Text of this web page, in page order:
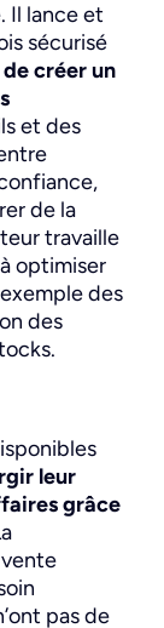
Il lance et
sécurisé
créer un
et des
de la
travaille
optimiser
des
des
leur
grâce
pas de